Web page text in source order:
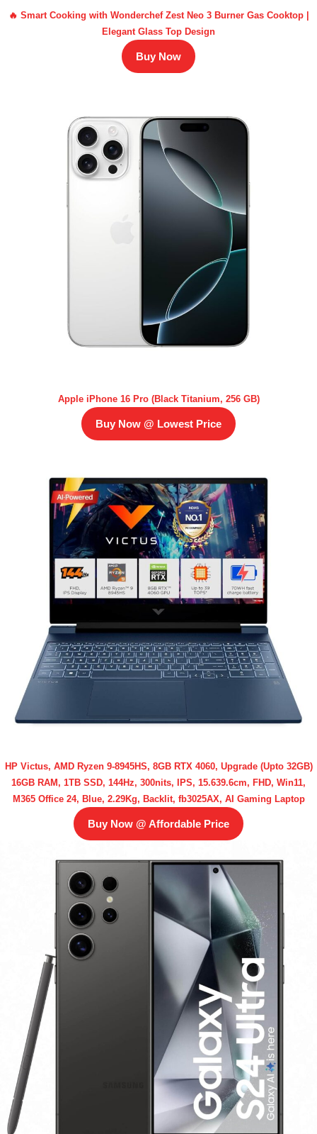
🔥 Smart Cooking with Wonderchef Zest Neo 3 Burner Gas Cooktop |
Elegant Glass Top Design
Buy Now
Apple iPhone 16 Pro (Black Titanium, 256 GB)
Buy Now @ Lowest Price
HP Victus, AMD Ryzen 9-8945HS, 8GB RTX 4060, Upgrade (Upto 32GB)
16GB RAM, 1TB SSD, 144Hz, 300nits, IPS, 15.639.6cm, FHD, Win11,
M365 Office 24, Blue, 2.29Kg, Backlit, fb3025AX, AI Gaming Laptop
Buy Now @ Affordable Price